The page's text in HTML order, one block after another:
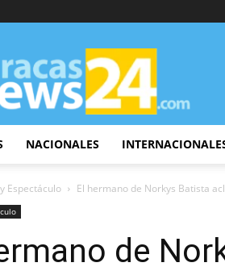
CaracasNews24
NACIONALES
Espectáculo El hermano de Norkys Batista
de